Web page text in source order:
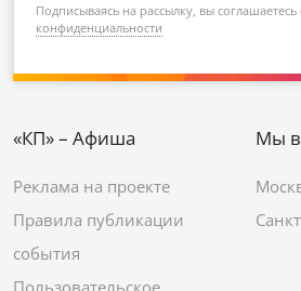
Подписываясь на рассылку, вы соглашаетесь
конфиденциальности
«КП» – Афиша
Реклама на проекте
Правила публикации
события
Пользовательское
Мы в